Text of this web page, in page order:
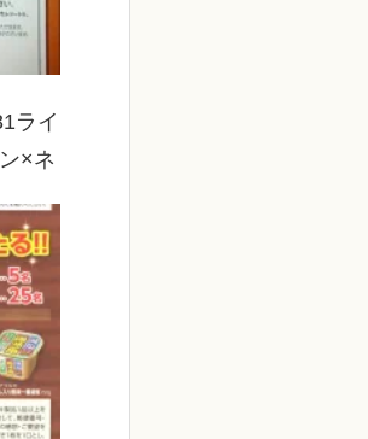
ライ
×ネ